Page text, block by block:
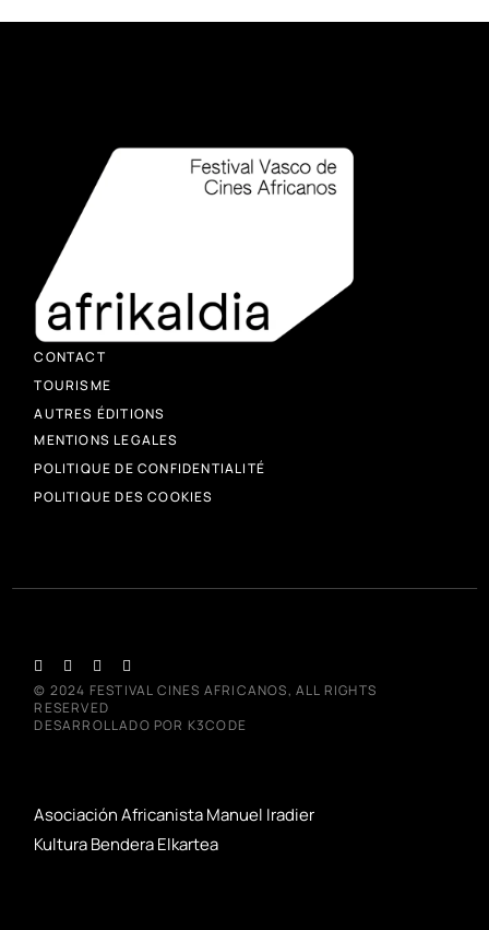
CONTACT
TOURISME
AUTRES ÉDITIONS
MENTIONS LEGALES
POLITIQUE DE CONFIDENTIALITÉ
POLITIQUE DES COOKIES
© 2024 FESTIVAL CINES AFRICANOS, ALL RIGHTS
RESERVED
DESARROLLADO POR K3CODE
Asociación Africanista Manuel Iradier
Kultura Bendera Elkartea